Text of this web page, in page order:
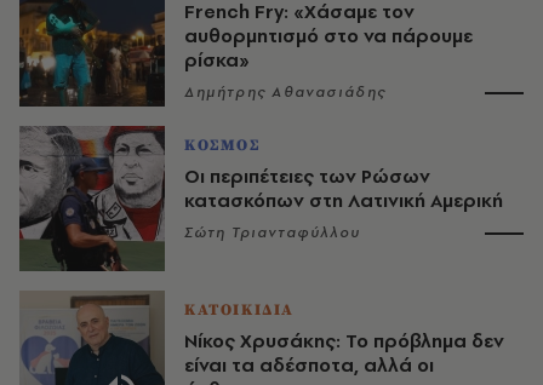
French Fry: «Χάσαμε τον
αυθορμητισμό στο να πάρουμε
ρίσκα»
Δημήτρης Αθανασιάδης
ΚΟΣΜΟΣ
Οι περιπέτειες των Ρώσων
κατασκόπων στη Λατινική Αμερική
Σώτη Τριανταφύλλου
ΚΑΤΟΙΚΙΔΙΑ
Νίκος Χρυσάκης: Το πρόβλημα δεν
είναι τα αδέσποτα, αλλά οι